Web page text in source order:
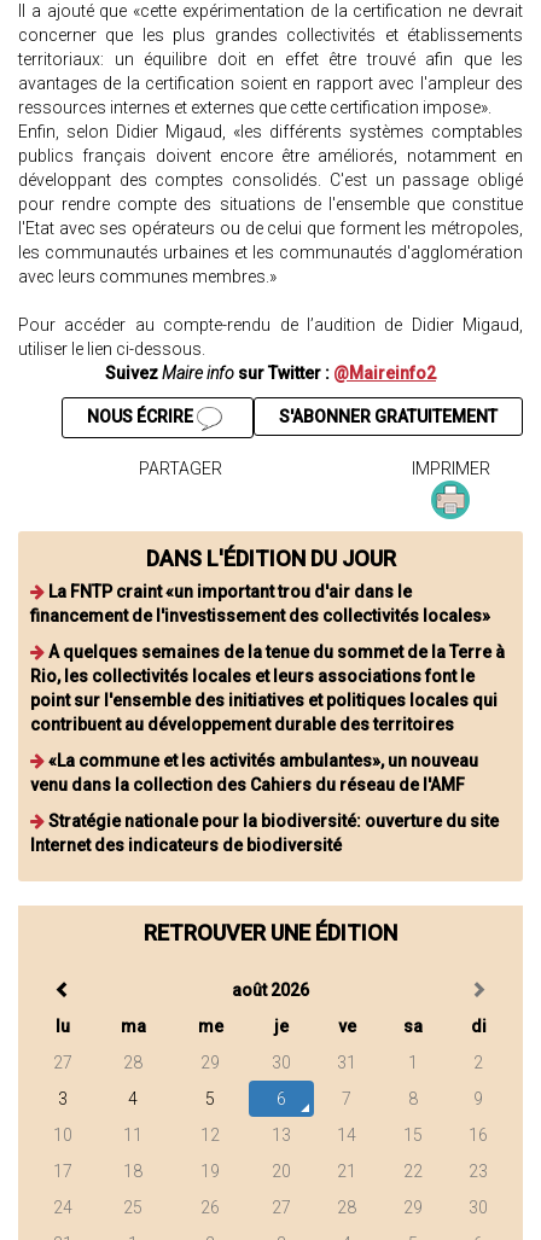
Il a ajouté que «cette expérimentation de la certification ne devrait
concerner que les plus grandes collectivités et établissements
territoriaux: un équilibre doit en effet être trouvé afin que les
avantages de la certification soient en rapport avec l'ampleur des
ressources internes et externes que cette certification impose».
Enfin, selon Didier Migaud, «les différents systèmes comptables
publics français doivent encore être améliorés, notamment en
développant des comptes consolidés. C'est un passage obligé
pour rendre compte des situations de l'ensemble que constitue
l'Etat avec ses opérateurs ou de celui que forment les métropoles,
les communautés urbaines et les communautés d'agglomération
avec leurs communes membres.»
Pour accéder au compte-rendu de l’audition de Didier Migaud,
utiliser le lien ci-dessous.
SuivezMaire info sur Twitter : @Maireinfo2
S'ABONNER GRATUITEMENT
NOUS ÉCRIRE
PARTAGER IMPRIMER
DANS L'ÉDITION DU JOUR
La FNTP craint «un important trou d'air dans le
financement de l'investissement des collectivités locales»
A quelques semaines de la tenue du sommet de la Terre à
Rio, les collectivités locales et leurs associations font le
point sur l'ensemble des initiatives et politiques locales qui
contribuent au développement durable des territoires
«La commune et les activités ambulantes», un nouveau
venu dans la collection des Cahiers du réseau de l'AMF
Stratégie nationale pour la biodiversité: ouverture du site
Internet des indicateurs de biodiversité
RETROUVER UNE ÉDITION
août 2026
lu
ma me je ve sa
di
27
28 29 30 31 1
2
3
4 5 6 7 8
9
10
11 12 13 14 15
16
17
18 19 20 21 22
23
24
25 26 27 28 29
30